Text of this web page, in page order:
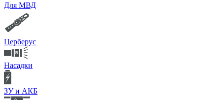
Для МВД
Церберус
Насадки
ЗУ и АКБ